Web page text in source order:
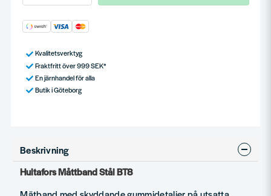
Kvalitetsverktyg
Fraktfritt över 999 SEK*
En järnhandel för alla
Butik i Göteborg
Beskrivning
Hultafors Måttband Stål BT8